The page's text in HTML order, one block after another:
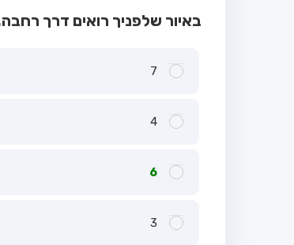
באיור שלפניך רואים דרך
7
4
6
3